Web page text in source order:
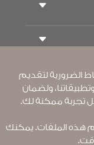
الضرورية لتقديم
ولضمان
تجربة ممكنة لك.
هذه الملفات. يمكنك